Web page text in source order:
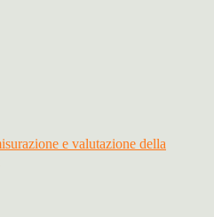
e valutazione della